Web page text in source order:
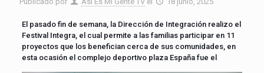
El pasado fin de semana, la Dirección de Integración realizo el
Festival Integra, el cual permite a las familias participar en 11
proyectos que los benefician cerca de sus comunidades, en
esta ocasión el complejodeportivo plaza España fue el